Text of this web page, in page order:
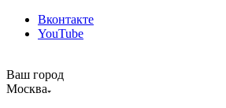
Вконтакте
YouTube
Ваш город
Москва